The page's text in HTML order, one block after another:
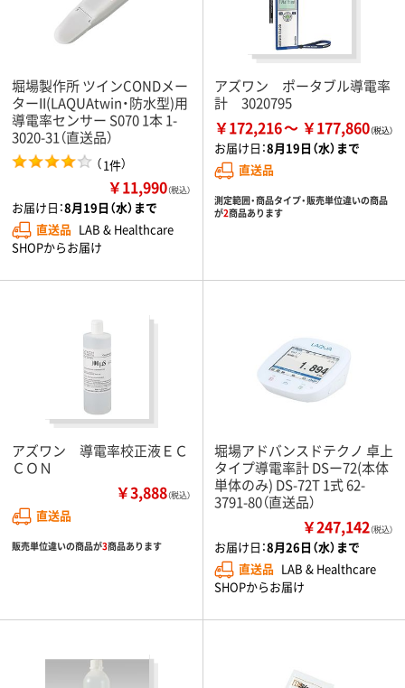
堀場製作所 ツインCONDメー
ターII(LAQUAtwin・防水型)用
導電率センサー S070 1本 1-
3020-31（直送品）
（1件）
￥11,990（税込）
お届け日：8月19日（水）まで
直送品 LAB & Healthcare
SHOPからお届け
アズワン ポータブル導電率
計 3020795
￥172,216 ￥177,860
お届け日：8月19日（水）まで
直送品
測定範囲・商品タイプ・販売単位違いの商品
が2商品あります
アズワン 導電率校正液ＥＣ
ＣＯＮ
￥3,888（税込）
直送品
販売単位違いの商品が3商品あります
堀場アドバンスドテクノ 卓上
タイプ導電率計 DSー72(本体
単体のみ) DS-72T 1式 62-
3791-80（直送品）
￥247,142（税込）
お届け日：8月26日（水）まで
直送品 LAB & Healthcare
SHOPからお届け